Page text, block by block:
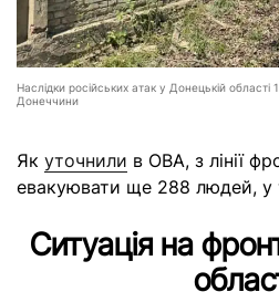
Наслідки російських атак у Донецькій
Донеччини
Як уточнили в ОВА, з лінії
евакуювати ще 288 людей, у
Ситуація на